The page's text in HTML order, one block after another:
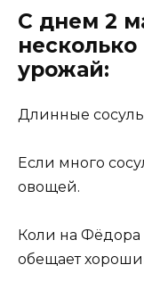
С днем 2
урожай:
Длинные
Если много
овощей.
Коли на Фёдора
обещает